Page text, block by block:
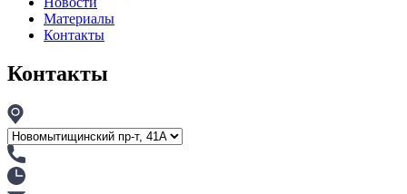
Материалы
Контакты
Контакты